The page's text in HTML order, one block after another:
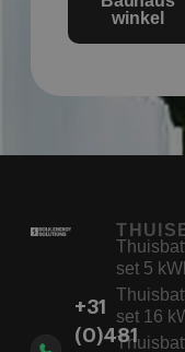
winkel
+31
(0)481
set 5
set 16